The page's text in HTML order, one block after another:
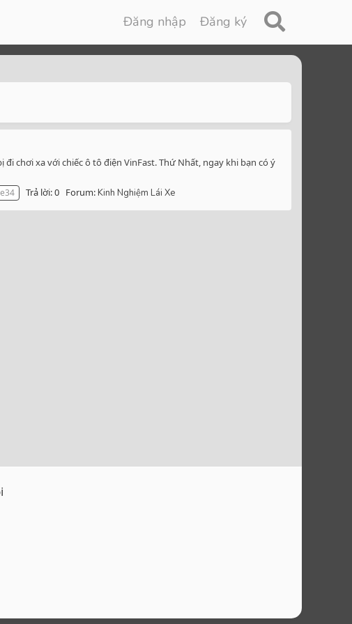
Đăng nhập Đăng ký
chơi xa với chiếc ô tô điện VinFast. Thứ Nhất, ngay khi bạn có ý
Trả lời: 0 Forum:Kinh Nghiệm Lái Xe